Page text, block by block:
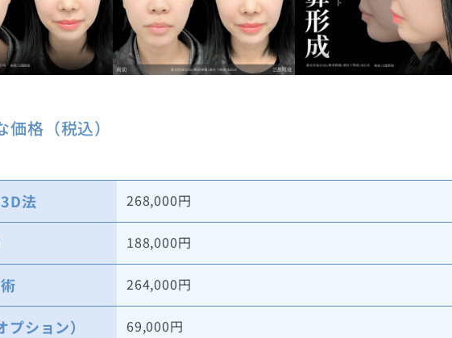
価格（税込）
法 268,000円
188,000円
264,000円
ション） 69,000円